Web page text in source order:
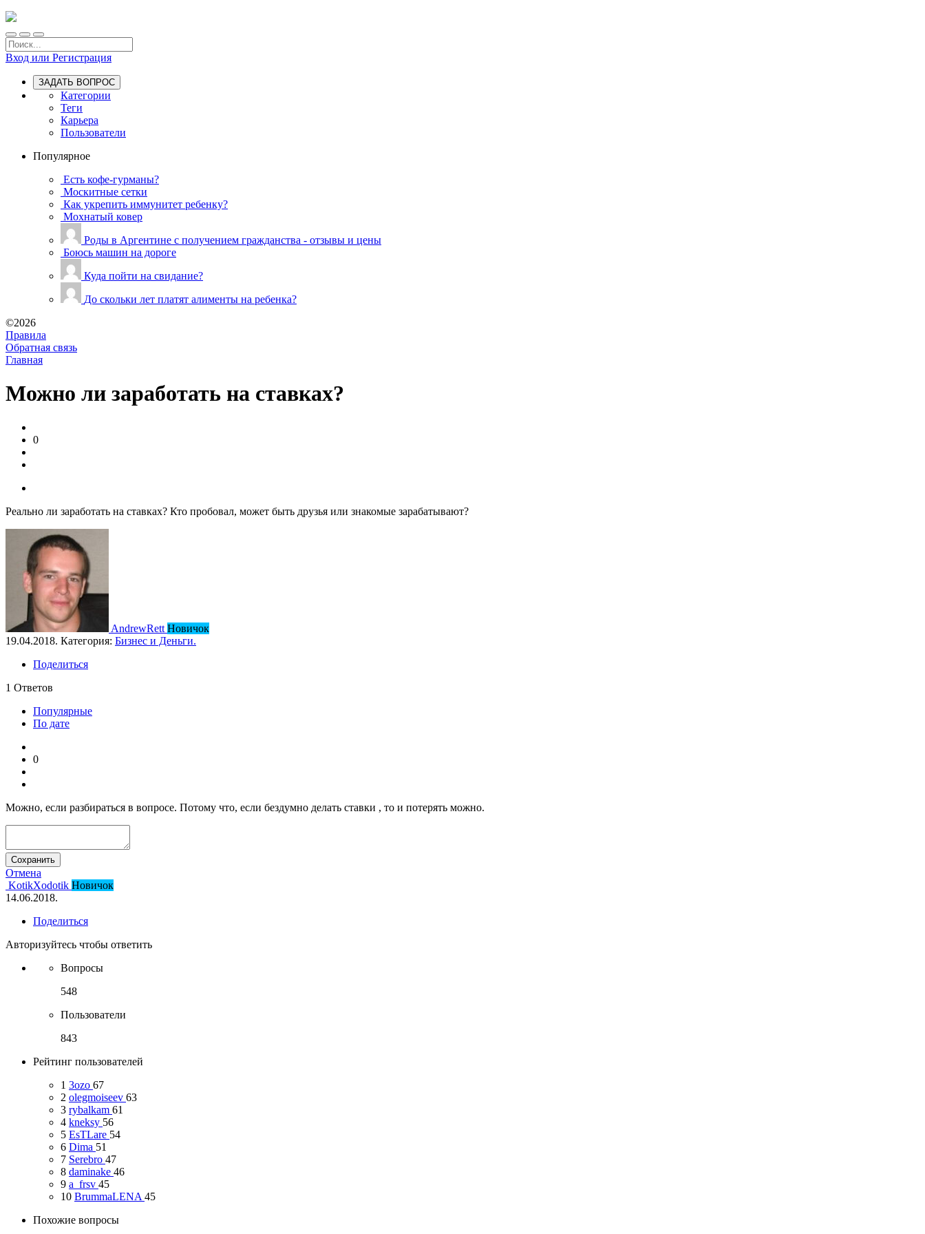
Вход или Регистрация
ЗАДАТЬ ВОПРОС
Категории
Теги
Карьера
Пользователи
Популярное
Есть кофе-гурманы?
Москитные сетки
Как укрепить иммунитет ребенку?
Мохнатый ковер
Роды в Аргентине с получением гражданства - отзывы и цены
Боюсь машин на дороге
Куда пойти на свидание?
До скольки лет платят алименты на ребенка?
©2026
Правила
Обратная связь
Главная
Можно ли заработать на ставках?
0
Реально ли заработать на ставках? Кто пробовал, может быть друзья или знакомые зарабатывают?
AndrewRett Новичок
19.04.2018. Категория: Бизнес и Деньги.
Поделиться
1 Ответов
Популярные
По дате
0
Можно, если разбираться в вопросе. Потому что, если бездумно делать ставки , то и потерять можно.
Сохранить
Отмена
KotikXodotik Новичок
14.06.2018.
Поделиться
Авторизуйтесь чтобы ответить
Вопросы
548
Пользователи
843
Рейтинг пользователей
1 3ozo 67
2 olegmoiseev 63
3 rybalkam 61
4 kneksy 56
5 EsTLare 54
6 Dima 51
7 Serebro 47
8 daminake 46
9 a_frsv 45
10 BrummaLENA 45
Похожие вопросы